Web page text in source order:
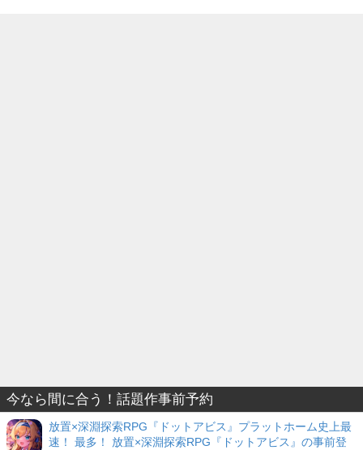
今なら間に合う！話題作事前予約
放置×深淵探索RPG『ドットアビス』プラットホーム史上最
速！ 最多！ 放置×深淵探索RPG『ドットアビス』の事前登